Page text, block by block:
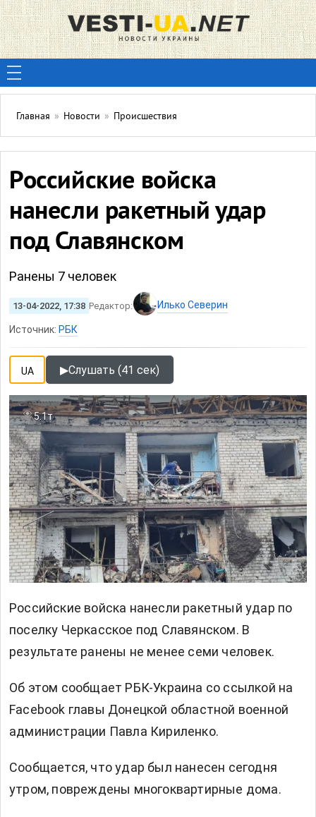
Главная » Новости » Происшествия
Российские войска
нанесли ракетный удар
под Славянском
Ранены 7 человек
13-04-2022, 17:38 Редактор: Илько Северин
Источник: РБК
UA ▶Слушать (41 сек)
5.1т
Российские войска нанесли ракетный удар по
поселку Черкасское под Славянском. В
результате ранены не менее семи человек.
Об этом сообщает РБК-Украина со ссылкой на
Facebook главы Донецкой областной военной
администрации Павла Кириленко.
Сообщается, что удар был нанесен сегодня
утром, повреждены многоквартирные дома.